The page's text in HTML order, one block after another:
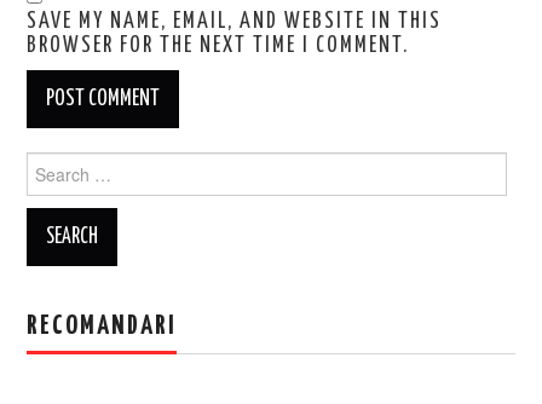
SAVE MY NAME, EMAIL, AND WEBSITE IN THIS
BROWSER FOR THE NEXT TIME I COMMENT.
for:
RECOMANDARI